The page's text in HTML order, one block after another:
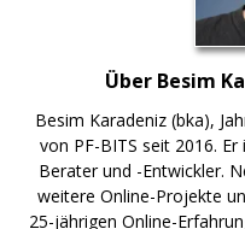
Über Besim
Besim Karadeniz (bka),
von PF-BITS seit 2016.
Berater und -Entwickler.
weitere Online-Projekte
25-jährigen Online-